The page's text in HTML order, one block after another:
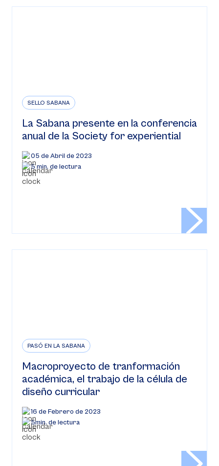
SELLO SABANA
La Sabana presente en la conferencia
anual de la Society for experiential
05 de Abril de 2023
5 min. de lectura
PASÓ EN LA SABANA
Macroproyecto de tranformación
académica, el trabajo de la célula de
diseño curricular
16 de Febrero de 2023
5min. de lectura